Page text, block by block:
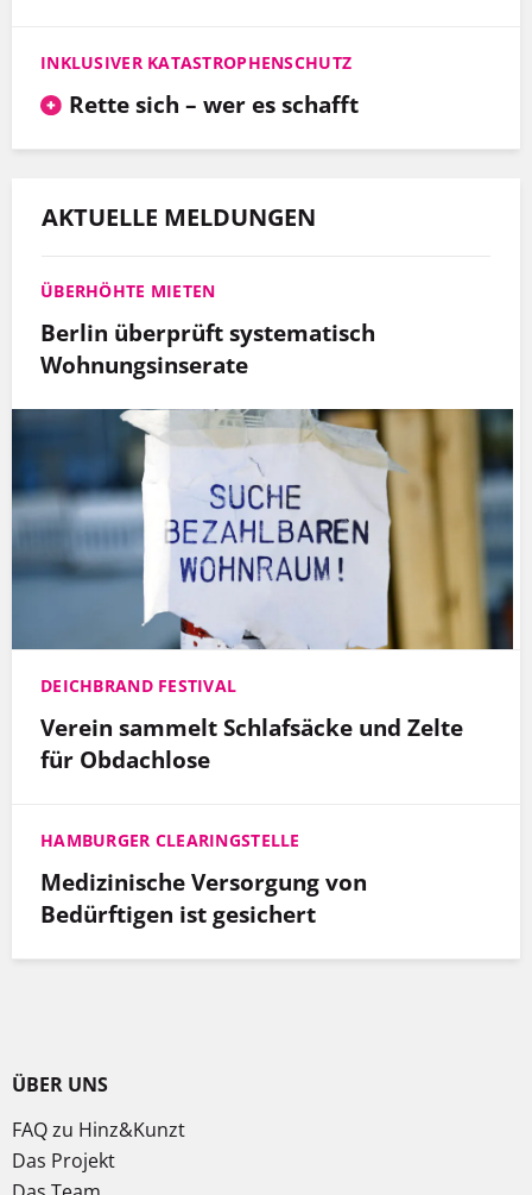
INKLUSIVER KATASTROPHENSCHUTZ
Rette sich – wer es schafft
AKTUELLE MELDUNGEN
ÜBERHÖHTE MIETEN
Berlin überprüft systematisch
Wohnungsinserate
DEICHBRAND FESTIVAL
Verein sammelt Schlafsäcke und Zelte
für Obdachlose
HAMBURGER CLEARINGSTELLE
Medizinische Versorgung von
Bedürftigen ist gesichert
ÜBER UNS
FAQ zu Hinz&Kunzt
Das Projekt